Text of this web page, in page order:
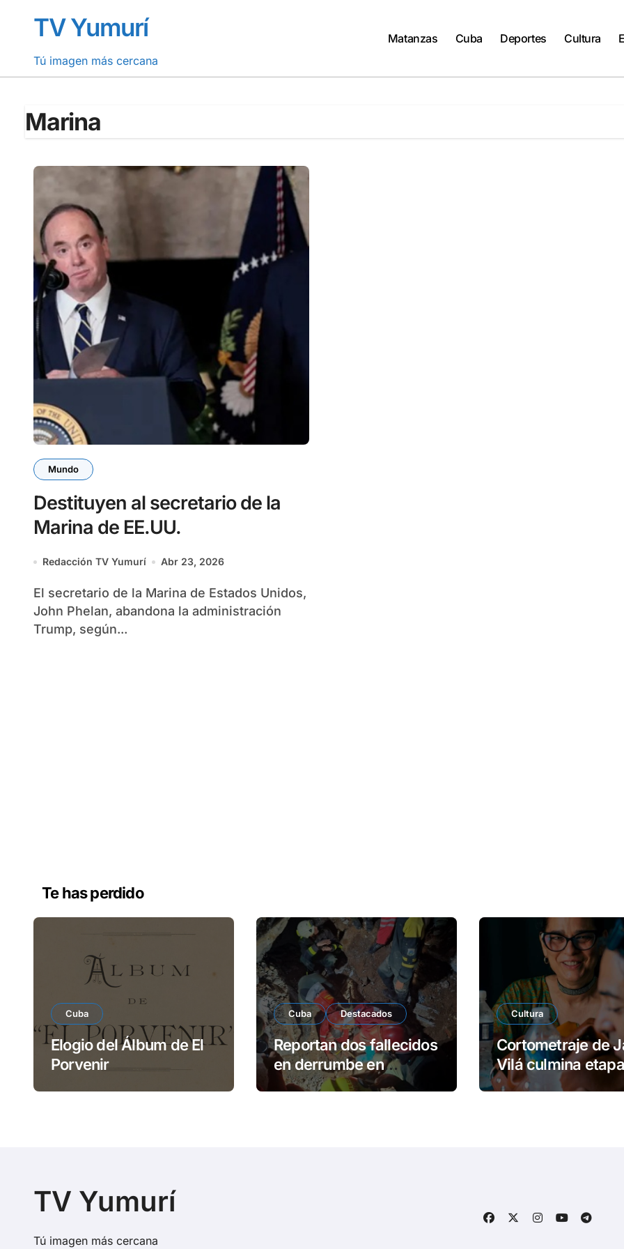
contenidoTV Yumurí
Tú imagen más cercana
Matanzas Cuba Deportes Cultura
Marina
Mundo
Destituyen al secretario de la
Marina de EE.UU.
Redacción TV Yumurí Abr 23, 2026
El secretario de la Marina de Estados Unidos,
John Phelan, abandona la administración
Trump, según...
Te has perdido
Cuba
Elogio del Álbum de El
Porvenir
Cuba Destacados
Reportan dos fallecidos
en derrumbe en
Remedios
Cultura
Cortometraje de
Vilá culmina
rodaje en Cuba
TV Yumurí
Tú imagen más cercana